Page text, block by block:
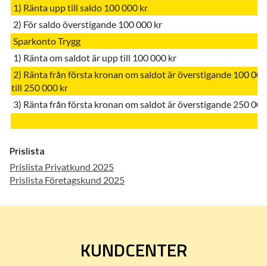
1) Ränta upp till saldo 100 000 kr
2) För saldo överstigande 100 000 kr
Sparkonto Trygg
1) Ränta om saldot är upp till 100 000 kr
2) Ränta från första kronan om saldot är överstigande 100
till 250 000 kr
3) Ränta från första kronan om saldot är överstigande 250
Prislista
Prislista Privatkund 2025
Prislista Företagskund 2025
KUNDCENTER